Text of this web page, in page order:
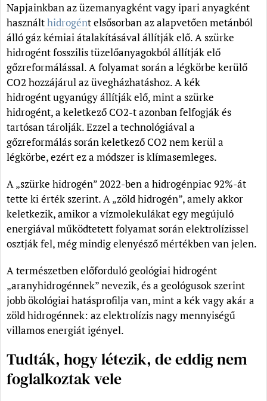
Napjainkban az üzemanyagként vagy ipari anyagként
használthidrogént elsősorban az alapvetően metánból
álló gáz kémiai átalakításával állítják elő. A szürke
hidrogént fosszilis tüzelőanyagokból állítják elő
gőzreformálással. A folyamat során a légkörbe kerülő
CO2 hozzájárul az üvegházhatáshoz. A kék
hidrogént ugyanúgy állítják elő, mint a szürke
hidrogént, a keletkező CO2-t azonban felfogják és
tartósan tárolják. Ezzel a technológiával a
gőzreformálás során keletkező CO2 nem kerül a
légkörbe, ezért ez a módszer is klímasemleges.
A „szürke hidrogén” 2022-ben a hidrogénpiac 92%-át
tette ki érték szerint. A „zöld hidrogén”, amely akkor
keletkezik, amikor a vízmolekulákat egy megújuló
energiával működtetett folyamat során elektrolízissel
osztják fel, még mindig elenyésző mértékben van jelen.
A természetben előforduló geológiai hidrogént
„aranyhidrogénnek” nevezik, és a geológusok szerint
jobb ökológiai hatásprofilja van, mint a kék vagy akár a
zöld hidrogénnek: az elektrolízis nagy mennyiségű
villamos energiát igényel.
Tudták, hogy létezik, de eddig nem
foglalkoztak vele